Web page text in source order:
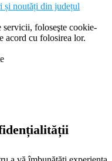
și noutăți din județul
servicii, foloseşte cookie-
acord cu folosirea lor.